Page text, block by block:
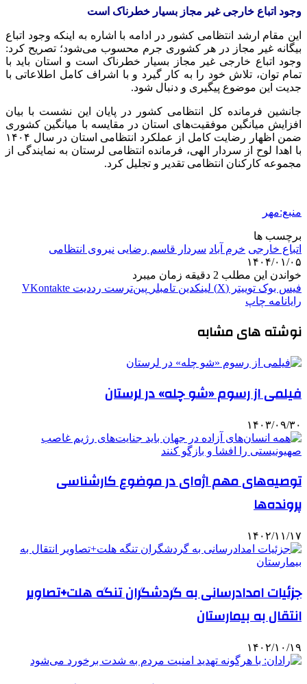
وجود اتباع خارجی غیر مجاز بسیار خطرناک است
این مقام ارشد انتظامی کشور در ادامه با اشاره به اینکه وجود اتباع
بیگانه غیر مجاز در هر کشوری جرم محسوب می‌شود؛ تصریح کرد:
وجود اتباع خارجی غیر مجاز بسیار خطرناک است و استان باید با
تمام توان، تلاش خود را به کار گیرد و با اشراف کامل اطلاعاتی با
جدیت این موضوع پیگیری و دنبال شود.
جانشین فرمانده کل انتظامی کشور در پایان این نشست با بیان
افزایش میانگین موفقیت‌های استان در مقایسه با میانگین کشوری
ضمن اظهار رضایت کامل از عملکرد انتظامی استان در سال ۱۴۰۴
با اهدا لوح از سردار الهی، فرمانده انتظامی لرستان به نمایندگی از
مجموعه کارکنان انتظامی تقدیر و تجلیل کرد.
منبع:مهر
برچسب ها
اتباع خارجی خرم آباد سردار قاسم رضایی نیروی انتظامی
۱۴۰۴/۰۱/۰۵
خواندن این مطلب 2 دقیقه زمان میبرد
فیس بوک توییتر (X) لینکدین ‫تامبلر ‫پین‌ترست ‫رددیت ‫VKontakte
رایانامه چاپ
نوشته های مشابه
فیلمی از رسوم «شو چله» در لرستان
۱۴۰۳/۰۹/۳۰
توصیه‌های مهم اژه‌ای در موضوع کارشناسی
پرونده‌ها
۱۴۰۲/۱۱/۱۷
جزئیات امدادرسانی به گردشگران تنگه هلت+تصاویر
انتقال به بیمارستان
۱۴۰۲/۱۰/۱۹